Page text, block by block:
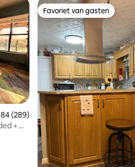
beoordeling van 4,84 op 5,
(289)
+
Favoriet van gasten
Favoriet van gasten